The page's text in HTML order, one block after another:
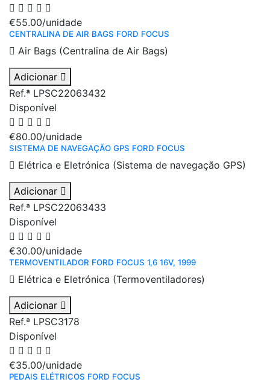
€55.00/unidade
CENTRALINA DE AIR BAGS FORD FOCUS
Air Bags (Centralina de Air Bags)
Adicionar
Ref.ª LPSC22063432
Disponível
€80.00/unidade
SISTEMA DE NAVEGAÇÃO GPS FORD FOCUS
Elétrica e Eletrónica (Sistema de navegação GPS)
Adicionar
Ref.ª LPSC22063433
Disponível
€30.00/unidade
TERMOVENTILADOR FORD FOCUS 1,6 16V, 1999
Elétrica e Eletrónica (Termoventiladores)
Adicionar
Ref.ª LPSC3178
Disponível
€35.00/unidade
PEDAIS ELÉTRICOS FORD FOCUS